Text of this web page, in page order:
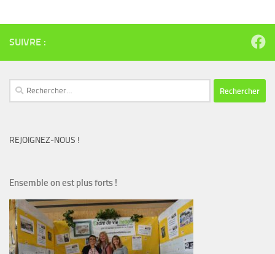
SUIVRE :
Rechercher :
REJOIGNEZ-NOUS !
Ensemble on est plus forts !